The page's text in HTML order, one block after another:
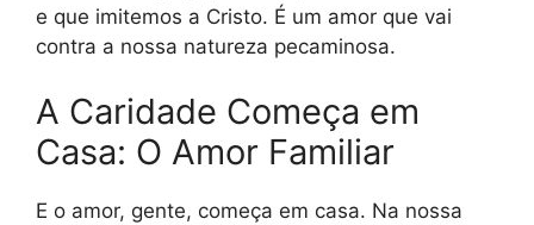
e que imitemos a Cristo. É um amor que vai
contra a nossa natureza pecaminosa.
A Caridade Começa em
Casa: O Amor Familiar
E o amor, gente, começa em casa. Na nossa